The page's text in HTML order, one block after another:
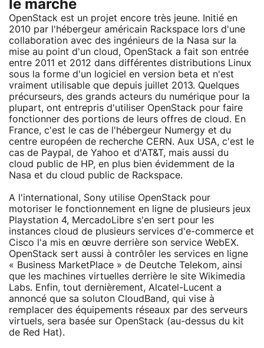
le marché
OpenStack est un projet encore très jeune. Initié en
2010 par l'hébergeur américain Rackspace lors d'une
collaboration avec des ingénieurs de la Nasa sur la
mise au point d'un cloud, OpenStack a fait son entrée
entre 2011 et 2012 dans différentes distributions Linux
sous la forme d'un logiciel en version beta et n'est
vraiment utilisable que depuis juillet 2013. Quelques
précurseurs, des grands acteurs du numérique pour la
plupart, ont entrepris d'utiliser OpenStack pour faire
fonctionner des portions de leurs offres de cloud. En
France, c'est le cas de l'hébergeur Numergy et du
centre européen de recherche CERN. Aux USA, c'est le
cas de Paypal, de Yahoo et d'AT&T, mais aussi du
cloud public de HP, en plus bien évidemment de la
Nasa et du cloud public de Rackspace.
A l'international, Sony utilise OpenStack pour
motoriser le fonctionnement en ligne de plusieurs jeux
Playstation 4, MercadoLibre s'en sert pour les
instances cloud de plusieurs services d'e-commerce et
Cisco l'a mis en œuvre derrière son service WebEX.
OpenStack sert aussi à contrôler les services en ligne
« Business MarketPlace » de Deutche Telekom, ainsi
que les machines virtuelles derrière le site Wikimedia
Labs. Enfin, tout dernièrement, Alcatel-Lucent a
annoncé que sa soluton CloudBand, qui vise à
remplacer des équipements réseaux par des serveurs
virtuels, sera basée sur OpenStack (au-dessus du kit
de Red Hat).